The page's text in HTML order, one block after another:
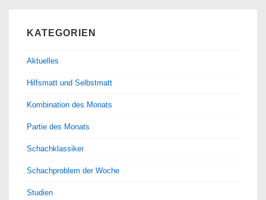
KATEGORIEN
Aktuelles
Hilfsmatt und Selbstmatt
Kombination des Monats
Partie des Monats
Schachklassiker
Schachproblem der Woche
Studien